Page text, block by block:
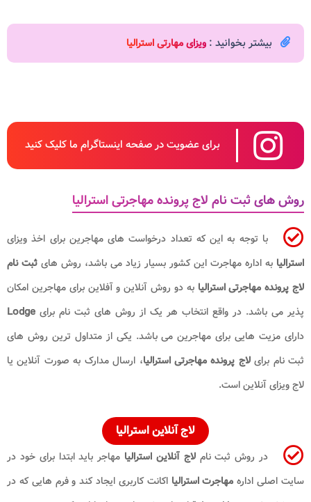
بیشتر بخوانید : ویزای مهارتی استرالیا
برای عضویت در صفحه اینستاگرام ما کلیک کنید
روش های ثبت نام لاج پرونده مهاجرتی استرالیا
با توجه به این که تعداد درخواست ‌های مهاجرین برای اخذ ویزای
استرالیا به اداره مهاجرت این کشور بسیار زیاد می باشد، روش های ثبت نام
لاج پرونده مهاجرتی استرالیا به دو روش آنلاین و آفلاین برای مهاجرین امکان
پذیر می باشد. در واقع انتخاب هر یک از روش های ثبت نام برای Lodge
دارای مزیت هایی برای مهاجرین می باشد. یکی از متداول ترین روش ‌های
ثبت نام برایلاج پرونده مهاجرتی استرالیا، ارسال مدارک به صورت آنلاین یا
لاج ویزای آنلاین است.
لاج آنلاین استرالیا
در روش ثبت ناملاج آنلاین استرالیا مهاجر باید ابتدا برای خود در
سایت اصلی اداره مهاجرت استرالیا اکانت کاربری ایجاد کند و فرم ‌هایی که در